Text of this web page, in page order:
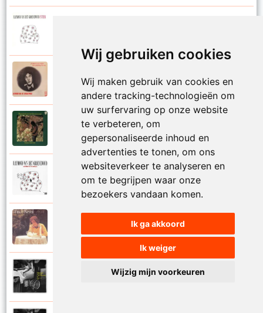
Wij gebruiken cookies
Wij maken gebruik van cookies en
andere tracking-technologieën om
uw surfervaring op onze website
te verbeteren, om
gepersonaliseerde inhoud en
advertenties te tonen, om ons
websiteverkeer te analyseren en
om te begrijpen waar onze
bezoekers vandaan komen.
Ik ga akkoord
Ik weiger
Wijzig mijn voorkeuren
Mijn lieve schatje
Raymond Van Het Groenewoud
Mijn schoolgaande jeugd
Raymond Van Het Groenewoud
Mijnheer de postbode
Raymond Van Het Groenewoud
Moeder
Raymond Van Het Groenewoud